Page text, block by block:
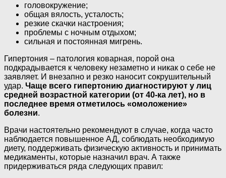
головокружение;
общая вялость, усталость;
резкие скачки настроения;
проблемы с ночным отдыхом;
сильная и постоянная мигрень.
Гипертония – патология коварная, порой она
подкрадывается к человеку незаметно и никак о себе не
заявляет. И внезапно и резко наносит сокрушительный
удар. Чаще всего гипертонию диагностируют у лиц
средней возрастной категории (от 40-ка лет), но в
последнее время отметилось «омоложение»
болезни.
Врачи настоятельно рекомендуют в случае, когда часто
наблюдается повышенное АД, соблюдать необходимую
диету, поддерживать физическую активность и принимать
медикаменты, которые назначил врач. А также
придерживаться ряда следующих правил: